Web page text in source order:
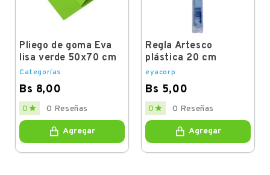
Pliego de goma Eva
lisa verde 50x70 cm
Categorías
Bs 8,00
Price
0  0 Reseñas
Agregar
Regla Artesco
plástica 20 cm
eyacorp
Bs 5,00
Price
0  0 Reseñas
Agregar